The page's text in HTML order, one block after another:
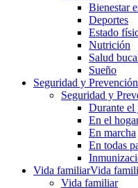
Bienestar
Deportes
Estado
Nutrición
Salud
Sueño
Seguridad y Prevención
Seguridad y
Durante el
En el
En marcha
En todas
Vida familiarVida
Vida familiar